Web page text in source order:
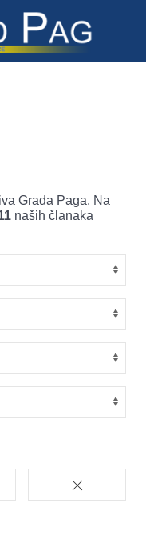
Grada Paga. Na
naših članaka